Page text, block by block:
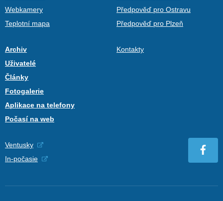
Webkamery
Teplotní mapa
Předpověď pro Ostravu
Předpověď pro Plzeň
Archiv
Uživatelé
Články
Fotogalerie
Aplikace na telefony
Počasí na web
Kontakty
Ventusky
In-počasie